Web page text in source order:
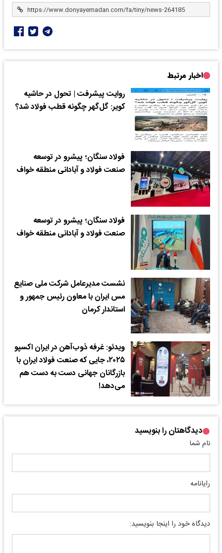
اخبار مرتبط
روایت پیشرفت | تحول در حاشیه
کویر: گل‌گهر چگونه قطب فولاد شد؟
فولاد سنگان؛ پیشرو در توسعه
صنعت فولاد و آبادانی منطقه خواف
فولاد سنگان؛ پیشرو در توسعه
صنعت فولاد و آبادانی منطقه خواف
نشست مدیرعامل شرکت ملی صنایع
مس ایران با معاون رئیس جمهور و
استاندار کرمان
ویدئو: غرفه ذوب‌آهن در ایران اکسپو
۲۰۲۵، جایی که صنعت فولاد ایران با
بازرگانان جهانی دست به دست هم
می‌دهد!
دیدگاهتان را بنویسید
نام شما
رایانامه
دیدگاه خود را اینجا بنویسید: